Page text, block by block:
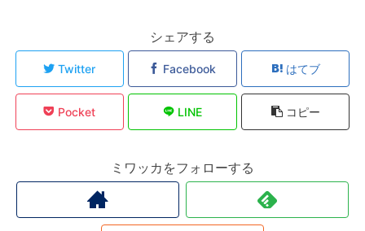
シェアする
Twitter Facebook はてブ
Pocket LINE コピー
ミワッカをフォローする